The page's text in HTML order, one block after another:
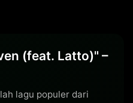
(feat. Latto)" –
lagu populer dari